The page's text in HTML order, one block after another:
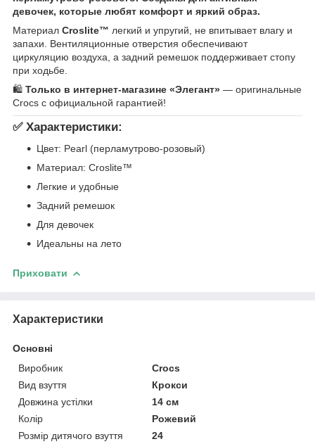
девочек, которые любят комфорт и яркий образ.
Материал Croslite™ легкий и упругий, не впитывает влагу и
запахи. Вентиляционные отверстия обеспечивают
циркуляцию воздуха, а задний ремешок поддерживает стопу
при ходьбе.
🛍️ Только в интернет-магазине «Элегант» — оригинальные
Crocs с официальной гарантией!
✅ Характеристики:
Цвет: Pearl (перламутрово-розовый)
Материал: Croslite™
Легкие и удобные
Задний ремешок
Для девочек
Идеальны на лето
Приховати
Характеристики
Основні
Виробник
Crocs
Вид взуття
Крокси
Довжина устілки
14 см
Колір
Рожевий
Розмір дитячого взуття
24